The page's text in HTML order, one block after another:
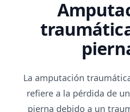
La amputación
refiere a la pérdida de
pierna debido a un